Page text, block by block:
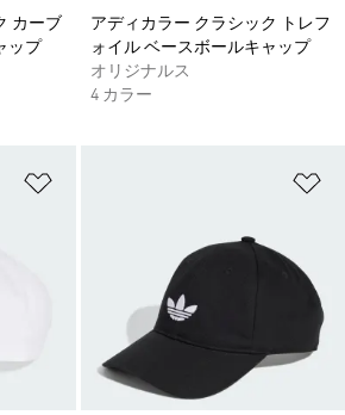
カーブ
ップ
アディカラー クラシック トレフ
ォイル ベースボールキャップ
オリジナルス
4 カラー